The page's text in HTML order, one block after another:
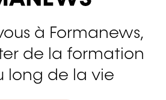
à Formanews,
de la formation
long de la vie